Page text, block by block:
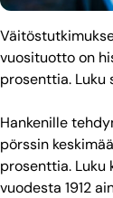
vuosituotto on
prosenttia. Luku
Hankenille
pörssin
prosenttia. Luku
vuodesta 1912